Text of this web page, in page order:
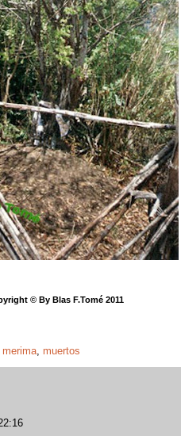
© By Blas F.Tomé 2011
merima muertos